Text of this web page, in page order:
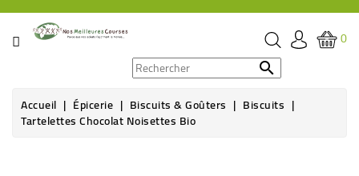
CATÉGORIE
ÉPICERIE
0

Accueil Épicerie Biscuits & Goûters Biscuits
Tartelettes Chocolat Noisettes Bio